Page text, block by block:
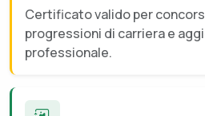
Certificato valido per
progressioni di carriera e
professionale.